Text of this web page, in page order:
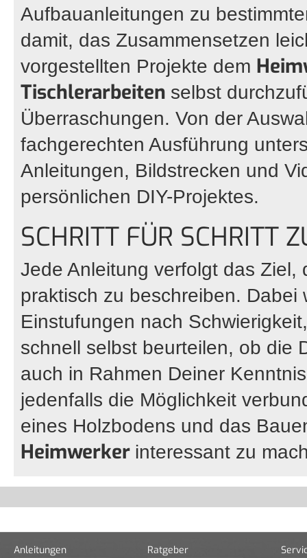
Aufbauanleitungen zu
damit, das Zusammensetzen
vorgestellten Projekte dem
Tischlerarbeiten selbst
Überraschungen. Von der
fachgerechten Ausführung
Anleitungen, Bildstrecken und
persönlichen DIY-Projektes.
SCHRITT FÜR SCHRITT
Jede Anleitung verfolgt das
praktisch zu beschreiben.
Einstufungen nach
schnell selbst beurteilen, ob die
auch in Rahmen Deiner
jedenfalls die Möglichkeit
eines Holzbodens und das
Heimwerker interessant zu
Anleitungen Ratgeber